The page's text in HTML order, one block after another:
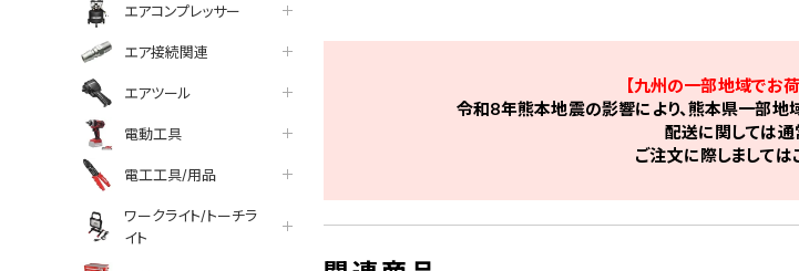
エアコンプレッサー
エア接続関連
エアツール
電動工具
電工工具/用品
ワークライト/トーチラ
イト
【九州の一部地域でお
令和8年熊本地震の影響により、熊本県一部地
配送に関しては通
ご注文に際しましては